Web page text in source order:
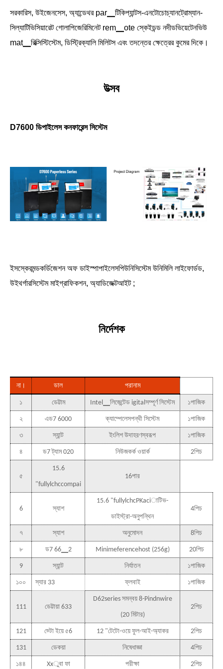
সরকারিস, উইজেনসেস, অ্যান্ডেথর par▁টিকিপ্যান্টস-এনটোচোচ্যানট্রোম্যান-
সিল্যাটিভিসিয়ারেট গোলাপিজেরিমিনেট rem▁ote স্কেইডন্ড নদীডভিয়েটেনভিউ
mat▁রিক্সিস্টিস্টেম, ডিস্ট্রিক্যালি মিলিটস এবং তদন্তের ক্ষেত্রের কুমের দিকে।
উত্সব
D7600 ডিপাইলেস কনফারেন্স সিস্টেম
ইসস্কেরমন্ডকর্ডিজেশন অফ ডাইস্পাপাইলেসপিউনিসিস্টেম উনিমিলি লাইফোর্ডড,
উইথর্গারসিস্টেম মাইগ্রাফিকশন, অ্যাডিজেক্টআইট ;
নির্দেশক
না। ডাল পরানাম
১ ডেট্টাম Intel▁লিজেন্টেড igitalসম্পূর্ণ সিস্টেম ১পাজিক
২ এড7 6000 ক্যাম্পেলেসপন্থী সিস্টেম ১পাজিক
৩ স্যান্ট ইংলিশ উদাহরণস্বরূপ ১পাজিক
৪ ড7 ট্যাম 020 নিউজকর্ক ওয়ার্ক 2পিচ
৫
15.6
"fullylchccompai
16পার
6 স্যাশ
15.6 "fullylchcPKaciাটিভ-
ডাইস্ট্রা-অনুপন্থিন
4পিচ
৭ স্যাশ অনুমোদন 8পিচ
৮ ড7 66▁2 Minimeferencehost (256g) 20পিচ
9 স্যান্ট নির্যাতন ১পাজিক
১০০ স্যার 33 ফ্লবাই ১পাজিক
111 ডেট্টায়া 633
D62series সমন্বয় 8-Pindnwire
(20 মিটার)
2পিচ
121 ড্টো ইয়ে ৫6 12 "টেটো-ওয়ে ফুল-আই-অ্যাকর 2পিচ
131 ডেকয়া নিষেধাজ্ঞা 4পিচ
১৪৪ Xxুবা ফা পরীক্ষা 2পিচ